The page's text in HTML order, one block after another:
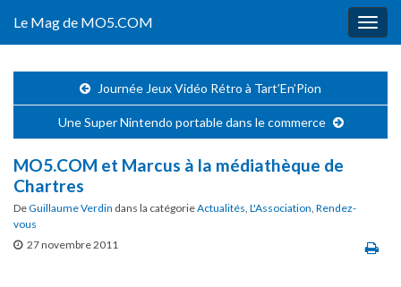
Le Mag de MO5.COM
Journée Jeux Vidéo Rétro à Tart’En’Pion
Une Super Nintendo portable dans le commerce
MO5.COM et Marcus à la médiathèque de
Chartres
DeGuillaume Verdin dans la catégorieActualités, L'Association, Rendez-
vous
27 novembre 2011